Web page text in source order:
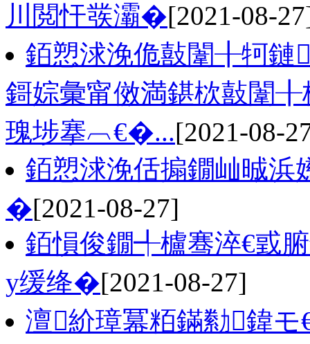
川閲忓彂灞�[2021-08-
銆愬浗浼佹敼闈╂牱鏈
鎶婃彙甯傚満鍖栨敼闈
瑰埗搴︹€�...[2021-08-
銆愬浗浼佸搧鐗屾晠浜
�[2021-08-27]
銆愪俊鐗╃櫨骞淬€戜
у缓绛�[2021-08-27]
澶紒璋冪粨鏋勬鍏